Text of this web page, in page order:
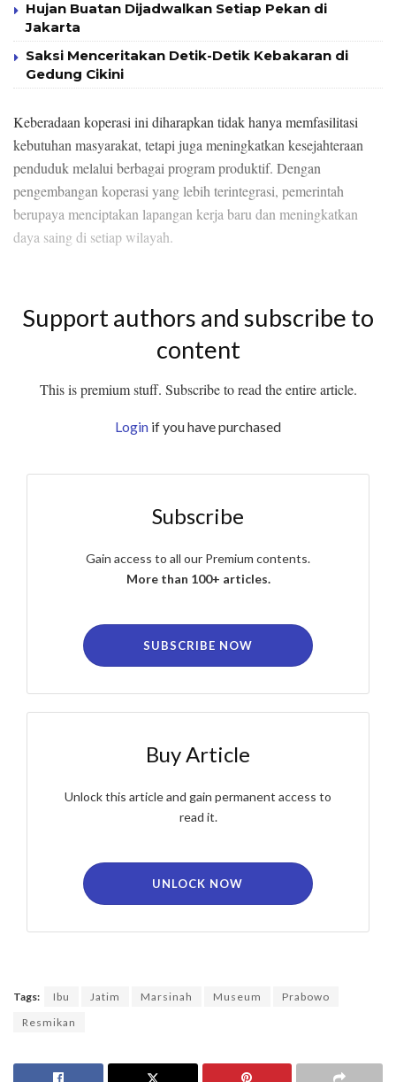
Hujan Buatan Dijadwalkan Setiap Pekan di
Jakarta
Saksi Menceritakan Detik-Detik Kebakaran di
Gedung Cikini
Keberadaan koperasi ini diharapkan tidak hanya memfasilitasi
kebutuhan masyarakat, tetapi juga meningkatkan kesejahteraan
penduduk melalui berbagai program produktif. Dengan
pengembangan koperasi yang lebih terintegrasi, pemerintah
berupaya menciptakan lapangan kerja baru dan meningkatkan
daya saing di setiap wilayah.
Support authors and subscribe to
content
This is premium stuff. Subscribe to read the entire article.
Login if you have purchased
Subscribe
Gain access to all our Premium contents.
More than 100+ articles.
SUBSCRIBE NOW
Buy Article
Unlock this article and gain permanent access to
read it.
UNLOCK NOW
Tags: Ibu Jatim Marsinah Museum
Prabowo
Resmikan